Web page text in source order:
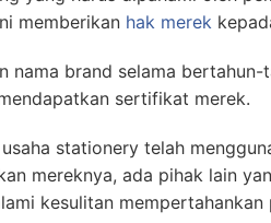
memberikan hak merek
nama brand selama
sertifikat merek.
stationery telah
mereknya, ada pihak lain
kesulitan